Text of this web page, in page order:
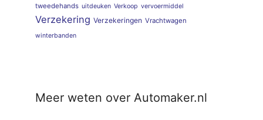
tweedehands uitdeuken Verkoop vervoermiddel
Verzekering Verzekeringen Vrachtwagen
winterbanden
Meer weten over Automaker.nl